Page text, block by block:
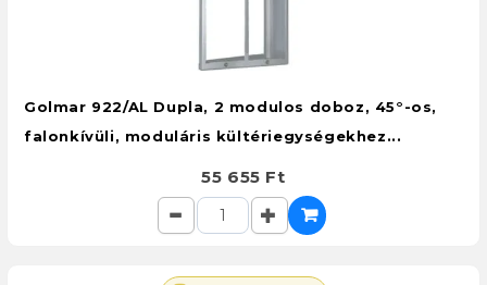
Golmar 922/AL Dupla, 2 modulos doboz, 45°-os,
falonkívüli, moduláris kültériegységekhez...
55 655 Ft